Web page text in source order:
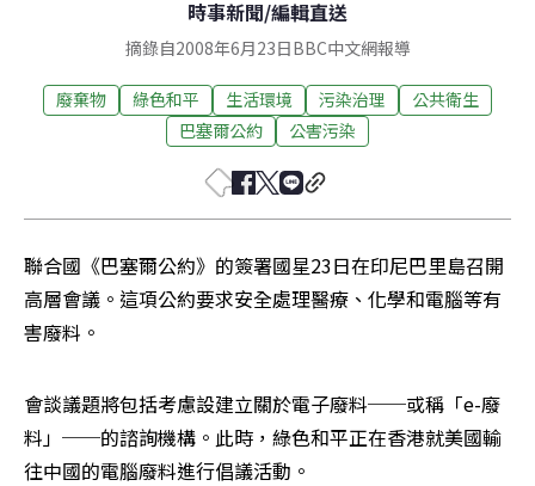
時事新聞/編輯直送
摘錄自2008年6月23日BBC中文網報導
廢棄物 綠色和平 生活環境 污染治理
公共衛生
巴塞爾公約
公害污染
聯合國《巴塞爾公約》的簽署國星23日在印尼巴里島召開
高層會議。這項公約要求安全處理醫療、化學和電腦等有
害廢料。
會談議題將包括考慮設建立關於電子廢料──或稱「e-廢
料」──的諮詢機構。此時，綠色和平正在香港就美國輸
往中國的電腦廢料進行倡議活動。